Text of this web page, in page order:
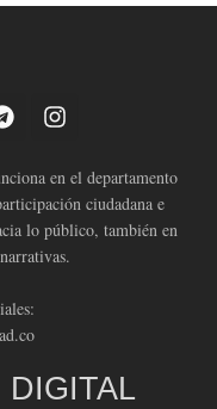
en el departamento
ciudadana e
lo público, también en
DIGITAL